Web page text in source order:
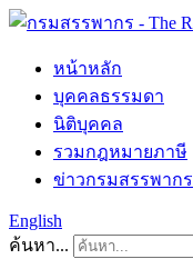
หน้าหลัก
บุคคลธรรมดา
นิติบุคคล
รวมกฎหมายภาษี
ข่าวกรมสรรพากร
English
ค้นหา...